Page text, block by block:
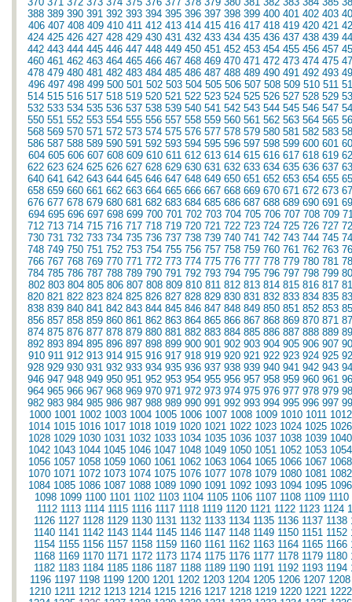
388 389 390 391 392 393 394 395 396 397 398 399 400 401 402 403
406 407 408 409 410 411 412 413 414 415 416 417 418 419 420 421
424 425 426 427 428 429 430 431 432 433 434 435 436 437 438 439
442 443 444 445 446 447 448 449 450 451 452 453 454 455 456 457
460 461 462 463 464 465 466 467 468 469 470 471 472 473 474 475
478 479 480 481 482 483 484 485 486 487 488 489 490 491 492 493
496 497 498 499 500 501 502 503 504 505 506 507 508 509 510 511
514 515 516 517 518 519 520 521 522 523 524 525 526 527 528 529
532 533 534 535 536 537 538 539 540 541 542 543 544 545 546 547
550 551 552 553 554 555 556 557 558 559 560 561 562 563 564 565
568 569 570 571 572 573 574 575 576 577 578 579 580 581 582 583
586 587 588 589 590 591 592 593 594 595 596 597 598 599 600 601
604 605 606 607 608 609 610 611 612 613 614 615 616 617 618 619
622 623 624 625 626 627 628 629 630 631 632 633 634 635 636 637
640 641 642 643 644 645 646 647 648 649 650 651 652 653 654 655
658 659 660 661 662 663 664 665 666 667 668 669 670 671 672 673
676 677 678 679 680 681 682 683 684 685 686 687 688 689 690 691
694 695 696 697 698 699 700 701 702 703 704 705 706 707 708 709
712 713 714 715 716 717 718 719 720 721 722 723 724 725 726 727
730 731 732 733 734 735 736 737 738 739 740 741 742 743 744 745
748 749 750 751 752 753 754 755 756 757 758 759 760 761 762 763
766 767 768 769 770 771 772 773 774 775 776 777 778 779 780 781
784 785 786 787 788 789 790 791 792 793 794 795 796 797 798 799
802 803 804 805 806 807 808 809 810 811 812 813 814 815 816 817
820 821 822 823 824 825 826 827 828 829 830 831 832 833 834 835
838 839 840 841 842 843 844 845 846 847 848 849 850 851 852 853
856 857 858 859 860 861 862 863 864 865 866 867 868 869 870 871
874 875 876 877 878 879 880 881 882 883 884 885 886 887 888 889
892 893 894 895 896 897 898 899 900 901 902 903 904 905 906 907
910 911 912 913 914 915 916 917 918 919 920 921 922 923 924 925
928 929 930 931 932 933 934 935 936 937 938 939 940 941 942 943
946 947 948 949 950 951 952 953 954 955 956 957 958 959 960 961
964 965 966 967 968 969 970 971 972 973 974 975 976 977 978 979
982 983 984 985 986 987 988 989 990 991 992 993 994 995 996 997
1000 1001 1002 1003 1004 1005 1006 1007 1008 1009 1010 1011 1012
1014 1015 1016 1017 1018 1019 1020 1021 1022 1023 1024 1025 1026
1028 1029 1030 1031 1032 1033 1034 1035 1036 1037 1038 1039 1040
1042 1043 1044 1045 1046 1047 1048 1049 1050 1051 1052 1053 1054
1056 1057 1058 1059 1060 1061 1062 1063 1064 1065 1066 1067 1068
1070 1071 1072 1073 1074 1075 1076 1077 1078 1079 1080 1081 1082
1084 1085 1086 1087 1088 1089 1090 1091 1092 1093 1094 1095 1096
1098 1099 1100 1101 1102 1103 1104 1105 1106 1107 1108 1109 1110
1112 1113 1114 1115 1116 1117 1118 1119 1120 1121 1122 1123 1124
1126 1127 1128 1129 1130 1131 1132 1133 1134 1135 1136 1137 1138
1140 1141 1142 1143 1144 1145 1146 1147 1148 1149 1150 1151 1152
1154 1155 1156 1157 1158 1159 1160 1161 1162 1163 1164 1165 1166
1168 1169 1170 1171 1172 1173 1174 1175 1176 1177 1178 1179 1180
1182 1183 1184 1185 1186 1187 1188 1189 1190 1191 1192 1193 1194
1196 1197 1198 1199 1200 1201 1202 1203 1204 1205 1206 1207 1208
1210 1211 1212 1213 1214 1215 1216 1217 1218 1219 1220 1221 1222